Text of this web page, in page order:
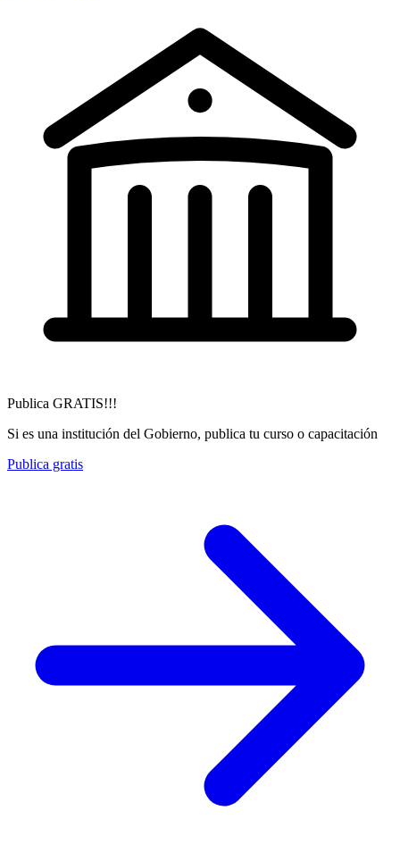
Publica GRATIS!!!
Si es una institución del Gobierno, publica tu curso o capacitación
Publica gratis